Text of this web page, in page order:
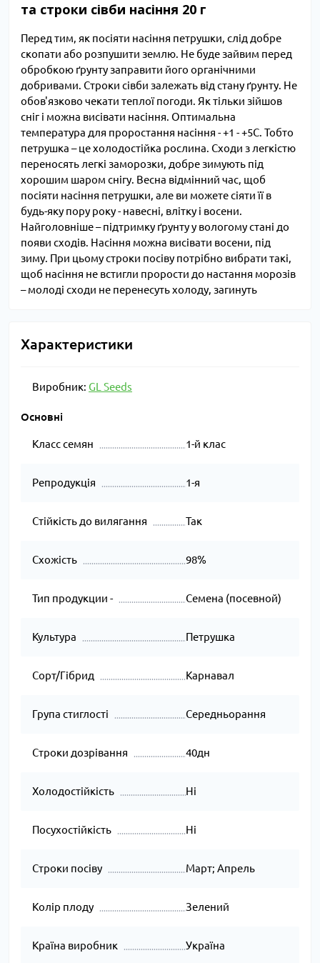
та строки сівби насіння 20 г
Перед тим, як посіяти насіння петрушки, слід добре
скопати або розпушити землю. Не буде зайвим перед
обробкою ґрунту заправити його органічними
добривами. Строки сівби залежать від стану ґрунту. Не
обов'язково чекати теплої погоди. Як тільки зійшов
сніг і можна висівати насіння. Оптимальна
температура для проростання насіння - +1 - +5С. Тобто
петрушка – це холодостійка рослина. Сходи з легкістю
переносять легкі заморозки, добре зимують під
хорошим шаром снігу. Весна відмінний час, щоб
посіяти насіння петрушки, але ви можете сіяти її в
будь-яку пору року - навесні, влітку і восени.
Найголовніше – підтримку ґрунту у вологому стані до
появи сходів. Насіння можна висівати восени, під
зиму. При цьому строки посіву потрібно вибрати такі,
щоб насіння не встигли прорости до настання морозів
– молоді сходи не перенесуть холоду, загинуть
Характеристики
Виробник: GL Seeds
Основні
Класс семян 1-й клас
Репродукція 1-я
Стійкість до вилягання Так
Схожість 98%
Тип продукции - Семена (посевной)
Культура Петрушка
Сорт/Гібрид Карнавал
Група стиглості Середньорання
Строки дозрівання 40дн
Холодостійкість Ні
Посухостійкість Ні
Строки посіву Март; Апрель
Колір плоду Зелений
Країна виробник Україна